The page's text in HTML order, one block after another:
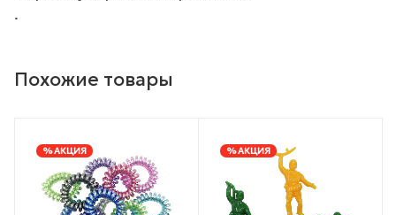
.
Похожие товары
% АКЦИЯ % АКЦИЯ